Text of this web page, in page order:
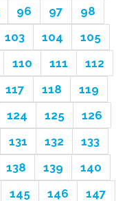
96 97
98
103 104
105
110 111
112
117 118
119
124 125
126
131 132
133
138 139
140
145 146
147